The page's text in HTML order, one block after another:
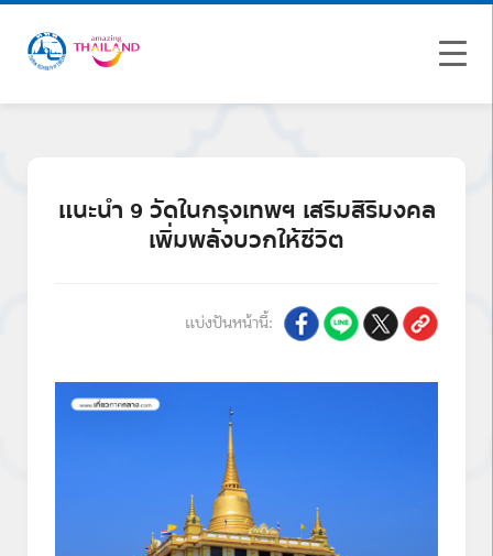
แนะนำ 9 วัดในกรุงเทพฯ เสริมสิริมงคล
เพิ่มพลังบวกให้ชีวิต
แบ่งปันหน้านี้: